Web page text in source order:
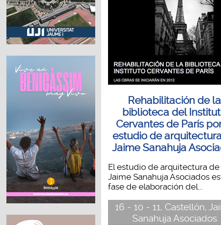
Rehabilitación de la
biblioteca del
Cervantes de París
estudio de
Jaime Sanahuja
El estudio de arquitectura de
Jaime Sanahuja Asociados
fase de elaboración del...
16 - 10 - 11, Castellón,
Sanahuja Asociados